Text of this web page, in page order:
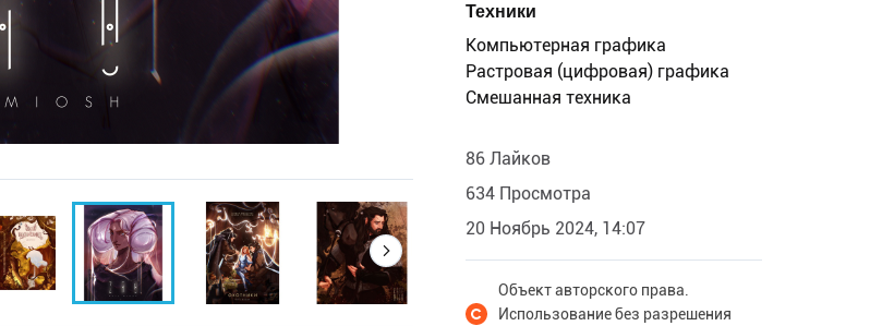
Техники
Компьютерная графика
Растровая (цифровая) графика
Смешанная техника
86 Лайков
634 Просмотра
20 Ноябрь 2024, 14:07
Объект авторского права.
Использование без разрешения